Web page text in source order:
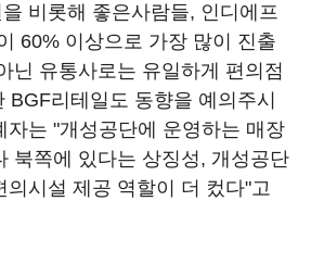
비롯해 좋은사람들, 인디에프
60% 이상으로 가장 많이 진출
닌 유통사로는 유일하게 편의점
BGF리테일도 동향을 예의주시
자는 "개성공단에 운영하는 매장
북쪽에 있다는 상징성, 개성공단
의시설 제공 역할이 더 컸다"고